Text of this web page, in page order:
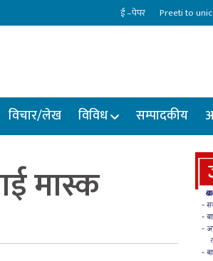
ई –पेपर Preeti to
विचार/लेख विविध सम्पादकीय
मास्क